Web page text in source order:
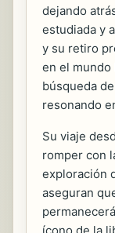
dejando
estudiada y
y su retiro
en el mundo
búsqueda
resonando
Su viaje
romper con
exploración
aseguran